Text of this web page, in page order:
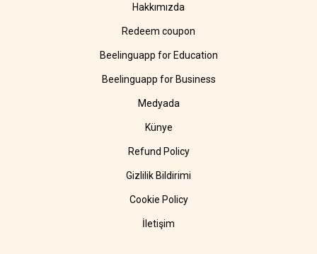
Hakkımızda
Redeem coupon
Beelinguapp for Education
Beelinguapp for Business
Medyada
Künye
Refund Policy
Gizlilik Bildirimi
Cookie Policy
İletişim